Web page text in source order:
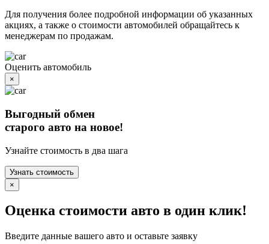
Для получения более подробной информации об указанных
акциях, а также о стоимости автомобилей обращайтесь к
менеджерам по продажам.
Оценить автомобиль
×
Выгодный обмен
старого авто на новое!
Узнайте стоимость в два шага
Узнать стоимость
×
Оценка стоимости авто в один клик!
Введите данные вашего авто и оставьте заявку